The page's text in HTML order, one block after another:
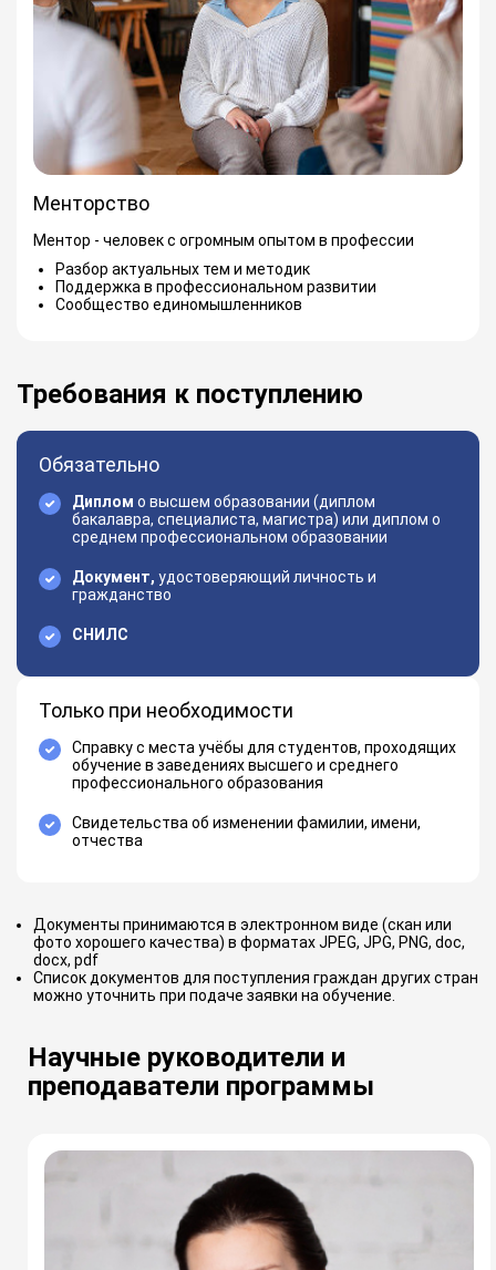
Менторство
Ментор - человек с огромным опытом в профессии
Разбор актуальных тем и методик
Поддержка в профессиональном развитии
Сообщество единомышленников
Требования к поступлению
Обязательно
Диплом о высшем образовании (диплом
бакалавра, специалиста, магистра) или диплом о
среднем профессиональном образовании
Документ, удостоверяющий личность и
гражданство
СНИЛС
Только при необходимости
Справку с места учёбы для студентов, проходящих
обучение в заведениях высшего и среднего
профессионального образования
Свидетельства об изменении фамилии, имени,
отчества
Документы принимаются в электронном виде (скан или
фото хорошего качества) в форматах JPEG, JPG, PNG, doc,
docx, pdf
Список документов для поступления граждан других стран
можно уточнить при подаче заявки на обучение.
Научные руководители и
преподаватели программы